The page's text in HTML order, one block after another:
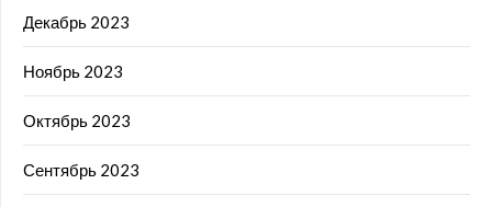
Декабрь 2023
Ноябрь 2023
Октябрь 2023
Сентябрь 2023